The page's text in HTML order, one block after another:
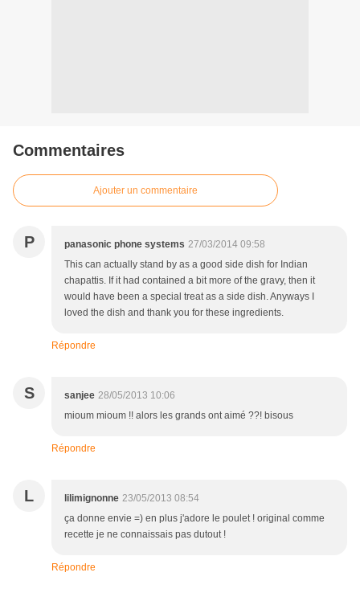
Commentaires
Ajouter un commentaire
P panasonic phone systems 27/03/2014 09:58
This can actually stand by as a good side dish for Indian
chapattis. If it had contained a bit more of the gravy, then it
would have been a special treat as a side dish. Anyways I
loved the dish and thank you for these ingredients.
Répondre
S sanjee 28/05/2013 10:06
mioum mioum !! alors les grands ont aimé ??! bisous
Répondre
L lilimignonne 23/05/2013 08:54
ça donne envie =) en plus j'adore le poulet ! original comme
recette je ne connaissais pas dutout !
Répondre